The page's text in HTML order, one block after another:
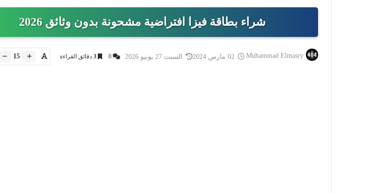
شراء بطاقة فيزا افتراضية مشحونة بدون وثائق 2026
Muhammad Elmasry السبت 27 يونيو 2026 0
3 دقائق القراءة 15